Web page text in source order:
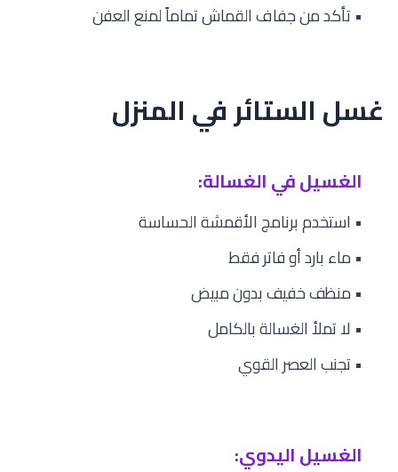
• تأكد من جفاف القماش تماماً لمنع العفن
غسل الستائر في المنزل
الغسيل في الغسالة:
• استخدم برنامج الأقمشة الحساسة
• ماء بارد أو فاتر فقط
• منظف خفيف بدون مبيض
• لا تملأ الغسالة بالكامل
• تجنب العصر القوي
الغسيل اليدوي: